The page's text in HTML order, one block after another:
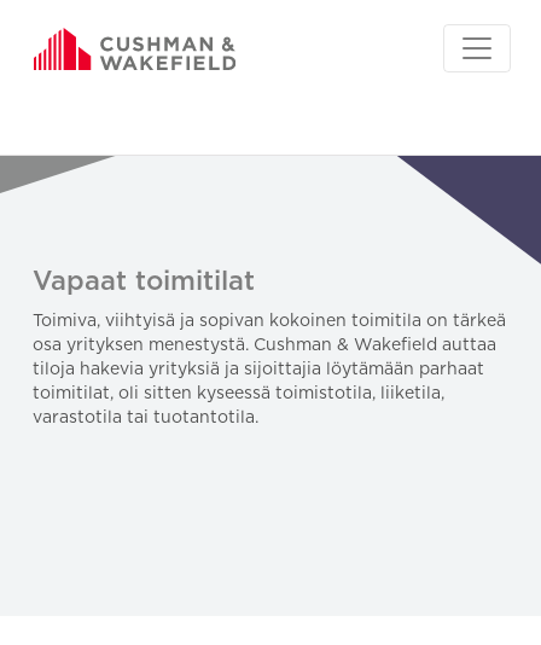
Vapaat toimitilat
Toimiva, viihtyisä ja sopivan kokoinen toimitila on tärkeä
osa yrityksen menestystä. Cushman & Wakefield auttaa
tiloja hakevia yrityksiä ja sijoittajia löytämään parhaat
toimitilat, oli sitten kyseessä toimistotila, liiketila,
varastotila tai tuotantotila.